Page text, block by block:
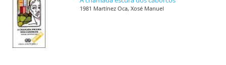
1981 Martínez Oca, Xosé Manuel